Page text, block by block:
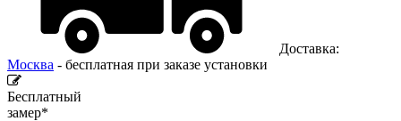
Доставка:
Москва - бесплатная при заказе установки
Бесплатный
замер*